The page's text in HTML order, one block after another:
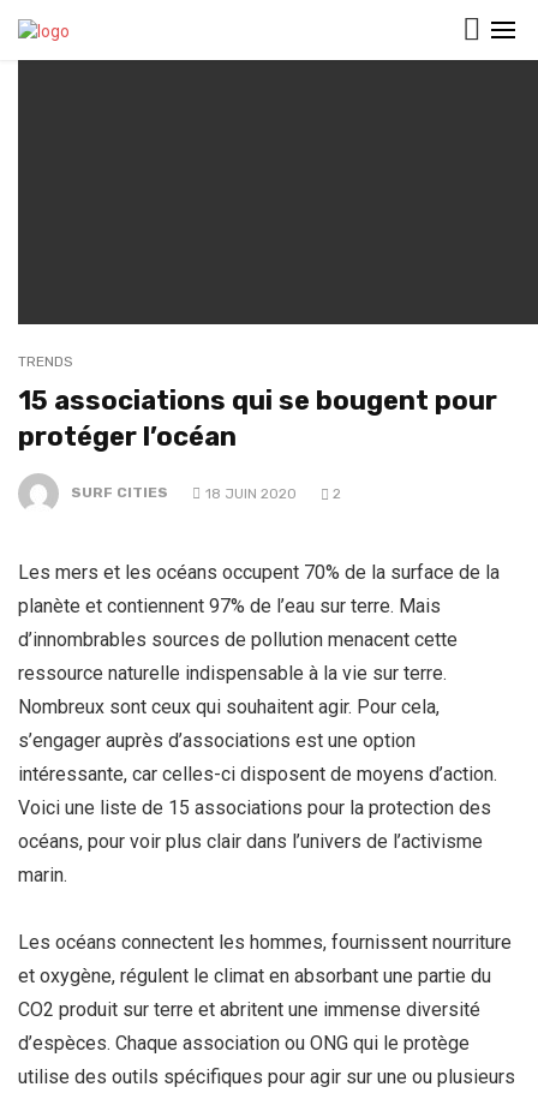
TRENDS
15 associations qui se bougent pour
protéger l’océan
SURF CITIES 18 JUIN 2020 2
Les mers et les océans occupent 70% de la surface de la
planète et contiennent 97% de l’eau sur terre. Mais
d’innombrables sources de pollution menacent cette
ressource naturelle indispensable à la vie sur terre.
Nombreux sont ceux qui souhaitent agir. Pour cela,
s’engager auprès d’associations est une option
intéressante, car celles-ci disposent de moyens d’action.
Voici une liste de 15 associations pour la protection des
océans, pour voir plus clair dans l’univers de l’activisme
marin.
Les océans connectent les hommes, fournissent nourriture
et oxygène, régulent le climat en absorbant une partie du
CO2 produit sur terre et abritent une immense diversité
d’espèces. Chaque association ou ONG qui le protège
utilise des outils spécifiques pour agir sur une ou plusieurs